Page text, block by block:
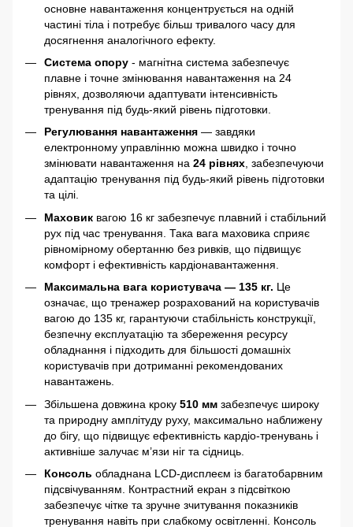
основне навантаження концентрується на одній
частині тіла і потребує більш тривалого часу для
досягнення аналогічного ефекту.
Система опору - магнітна система забезпечує
плавне і точне змінювання навантаження на 24
рівнях, дозволяючи адаптувати інтенсивність
тренування під будь-який рівень підготовки.
Регулювання навантаження — завдяки
електронному управлінню можна швидко і точно
змінювати навантаження на 24 рівнях, забезпечуючи
адаптацію тренування під будь-який рівень підготовки
та цілі.
Маховик вагою 16 кг забезпечує плавний і стабільний
рух під час тренування. Така вага маховика сприяє
рівномірному обертанню без ривків, що підвищує
комфорт і ефективність кардіонавантаження.
Максимальна вага користувача — 135 кг. Це
означає, що тренажер розрахований на користувачів
вагою до 135 кг, гарантуючи стабільність конструкції,
безпечну експлуатацію та збереження ресурсу
обладнання і підходить для більшості домашніх
користувачів при дотриманні рекомендованих
навантажень.
Збільшена довжина кроку 510 мм забезпечує широку
та природну амплітуду руху, максимально наближену
до бігу, що підвищує ефективність кардіо-тренувань і
активніше залучає м’язи ніг та сідниць.
Консоль обладнана LCD-дисплеєм із багатобарвним
підсвічуванням. Контрастний екран з підсвіткою
забезпечує чітке та зручне зчитування показників
тренування навіть при слабкому освітленні. Консоль